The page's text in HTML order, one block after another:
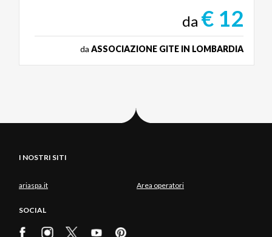
da € 12
da ASSOCIAZIONE GITE IN LOMBARDIA
I NOSTRI SITI
ariaspa.it Area operatori
SOCIAL